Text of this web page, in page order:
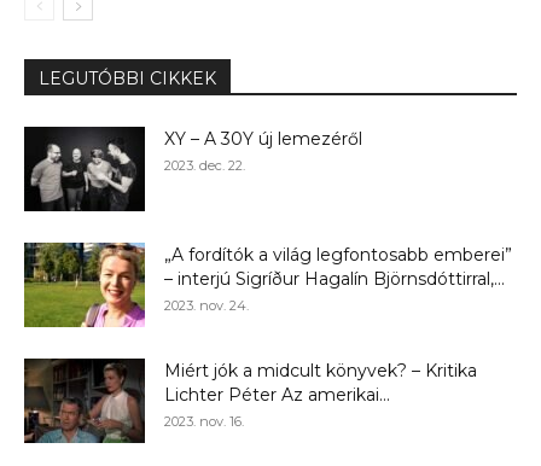
LEGUTÓBBI CIKKEK
XY – A 30Y új lemezéről
2023. dec. 22.
„A fordítók a világ legfontosabb emberei”
– interjú Sigríður Hagalín Björnsdóttirral,...
2023. nov. 24.
Miért jók a midcult könyvek? – Kritika
Lichter Péter Az amerikai...
2023. nov. 16.